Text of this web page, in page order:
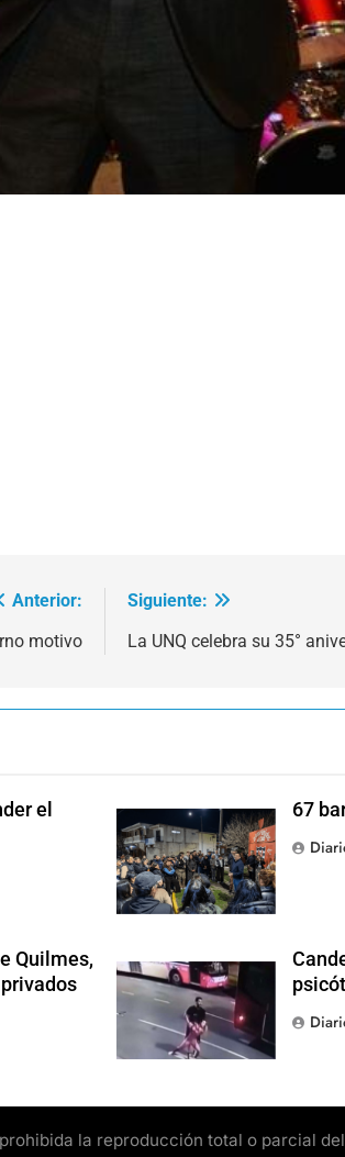
Anterior:
motivo
Siguiente:
La UNQ celebra su 35°
el
67
Quilmes,
la reproducción total o parcial